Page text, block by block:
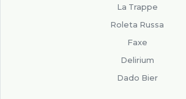
La Trappe
Roleta Russa
Faxe
Delirium
Dado Bier